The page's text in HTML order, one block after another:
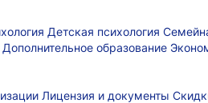
Детская психология
Дополнительное образование
Лицензия и документы